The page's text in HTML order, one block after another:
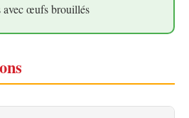
avec œufs brouillés